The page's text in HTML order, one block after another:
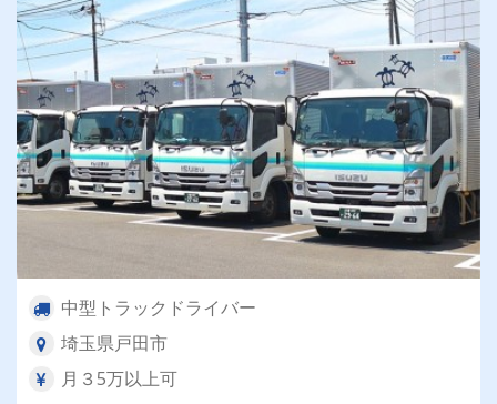
中型トラックドライバー
埼玉県戸田市
月３5万以上可